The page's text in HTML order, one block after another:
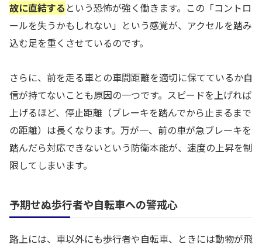
故に直結する という恐怖が強く働きます。この「コントロ
ールを失うかもしれない」という感覚が、アクセルを踏み
込む足を重くさせているのです。
さらに、前を走る車との車間距離を適切に保てているか自
信が持てないことも原因の一つです。スピードを上げれば
上げるほど、停止距離（ブレーキを踏んでから止まるまで
の距離）は長くなります。万が一、前の車が急ブレーキを
踏んだら対応できないという防衛本能が、速度の上昇を制
限してしまいます。
予期せぬ歩行者や自転車への警戒心
路上には、車以外にも歩行者や自転車、ときには動物が飛